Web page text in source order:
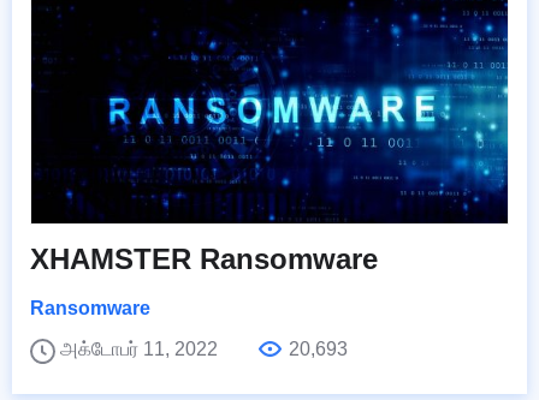
XHAMSTER Ransomware
Ransomware
அக்டோபர் 11, 2022
20,693